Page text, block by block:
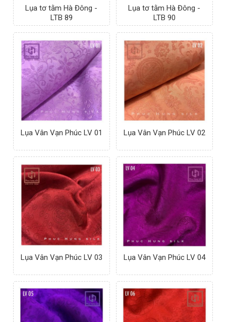
Lụa tơ tằm Hà Đông -
LTB 89
Lụa tơ tằm Hà Đông -
LTB 90
Lụa Vân Vạn Phúc LV 01 Lụa Vân Vạn Phúc LV 02
Lụa Vân Vạn Phúc LV 03 Lụa Vân Vạn Phúc LV 04